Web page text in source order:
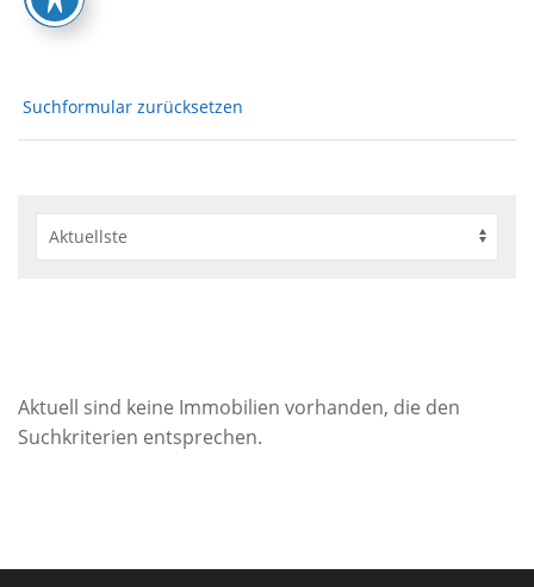
Suchformular zurücksetzen
Aktuell sind keine Immobilien vorhanden, die den
Suchkriterien entsprechen.